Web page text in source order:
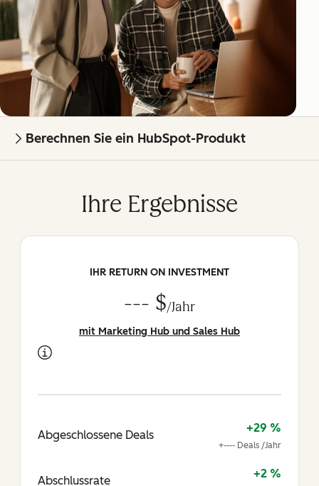
Berechnen Sie ein HubSpot-Produkt
Ihre Ergebnisse
IHR RETURN ON INVESTMENT
--- $/Jahr
mit Marketing Hub und Sales Hub
Abgeschlossene Deals
+29 %
+---- Deals /Jahr
Abschlussrate
+2 %